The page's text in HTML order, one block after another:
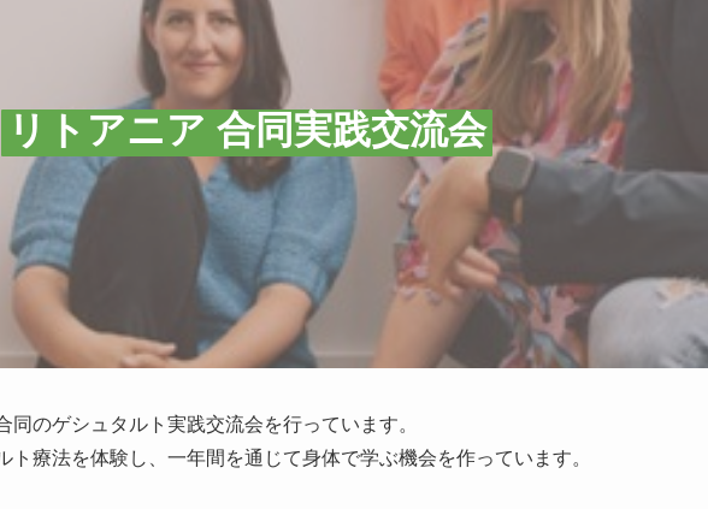
リトアニア 合同実践交流会
のゲシュタルト実践交流会を行っています。
療法を体験し、一年間を通じて身体で学ぶ機会を作っています。